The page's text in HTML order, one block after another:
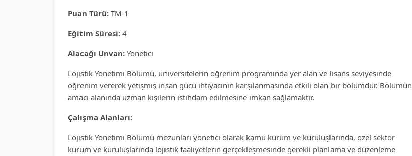
Puan Türü:TM-1
Eğitim Süresi:4
Alacağı Unvan: Yönetici
Lojistik Yönetimi Bölümü, üniversitelerin öğrenim programında yer alan ve lisans seviyesinde
öğrenim vererek yetişmiş insan gücü ihtiyacının karşılanmasında etkili olan bir bölümdür. Bölümün
amacı alanında uzman kişilerin istihdam edilmesine imkan sağlamaktır.
Çalışma Alanları:
Lojistik Yönetimi Bölümü mezunları yönetici olarak kamu kurum ve kuruluşlarında, özel sektör
kurum ve kuruluşlarında lojistik faaliyetlerin gerçekleşmesinde gerekli planlama ve düzenleme